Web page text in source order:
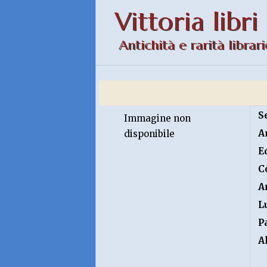
Vittoria libri
Antichità e rarità
Immagine non
disponibile